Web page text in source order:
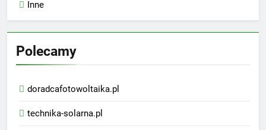
Inne
Polecamy
doradcafotowoltaika.pl
technika-solarna.pl